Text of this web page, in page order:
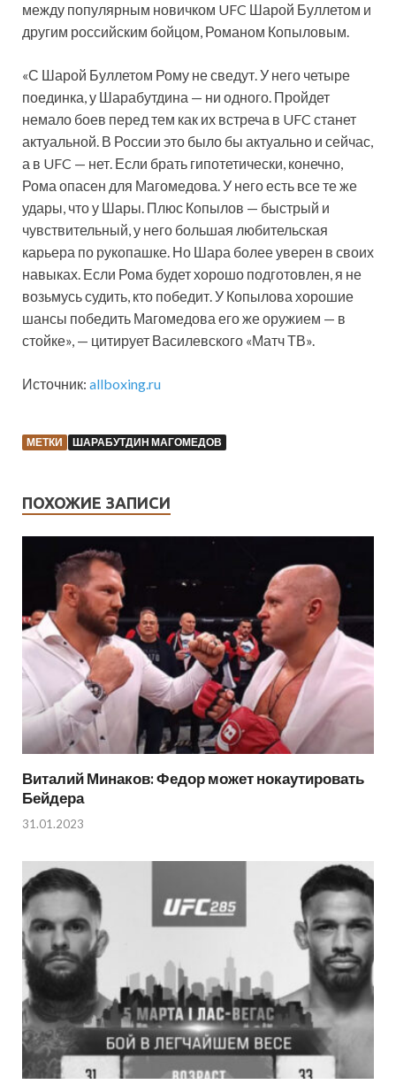
между популярным новичком UFC Шарой Буллетом и
другим российским бойцом, Романом Копыловым.
«С Шарой Буллетом Рому не сведут. У него четыре
поединка, у Шарабутдина — ни одного. Пройдет
немало боев перед тем как их встреча в UFC станет
актуальной. В России это было бы актуально и сейчас,
а в UFC — нет. Если брать гипотетически, конечно,
Рома опасен для Магомедова. У него есть все те же
удары, что у Шары. Плюс Копылов — быстрый и
чувствительный, у него большая любительская
карьера по рукопашке. Но Шара более уверен в своих
навыках. Если Рома будет хорошо подготовлен, я не
возьмусь судить, кто победит. У Копылова хорошие
шансы победить Магомедова его же оружием — в
стойке», — цитирует Василевского «Матч ТВ».
Источник: allboxing.ru
МЕТКИ ШАРАБУТДИН МАГОМЕДОВ
ПОХОЖИЕ ЗАПИСИ
Виталий Минаков: Федор может нокаутировать
Бейдера
31.01.2023